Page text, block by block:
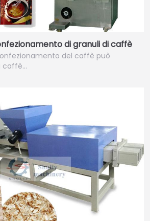
di granuli di caffè
del caffè può
caffè…